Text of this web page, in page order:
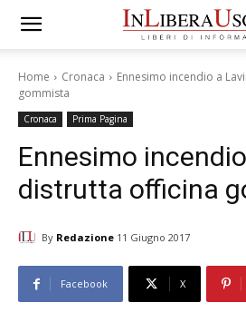
Home Cronaca
Ennesimo incendio a
gommista
Cronaca Prima Pagina
Ennesimo
distrutta officina
By Redazione 11 Giugno 2017
Facebook X